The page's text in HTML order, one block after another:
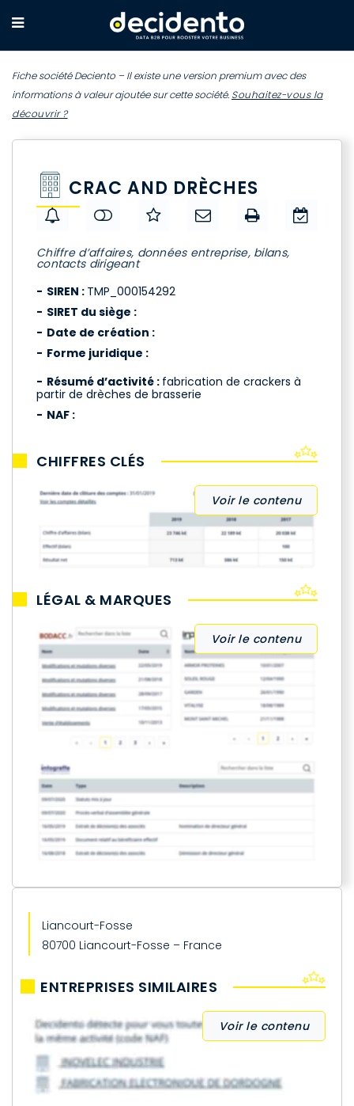
Fiche société Deciento – Il existe une version premium avec des
informations à valeur ajoutée sur cette société. Souhaitez-vous la
découvrir ?
CRAC AND DRÈCHES
Chiffre d’affaires, données entreprise, bilans,
contacts dirigeant
SIREN : TMP_000154292
SIRET du siège :
Date de création :
Forme juridique :
Résumé d’activité : fabrication de crackers à
partir de drèches de brasserie
NAF :
CHIFFRES CLÉS
Voir le contenu
LÉGAL & MARQUES
Voir le contenu
Liancourt-Fosse
80700 Liancourt-Fosse – France
ENTREPRISES SIMILAIRES
Voir le contenu